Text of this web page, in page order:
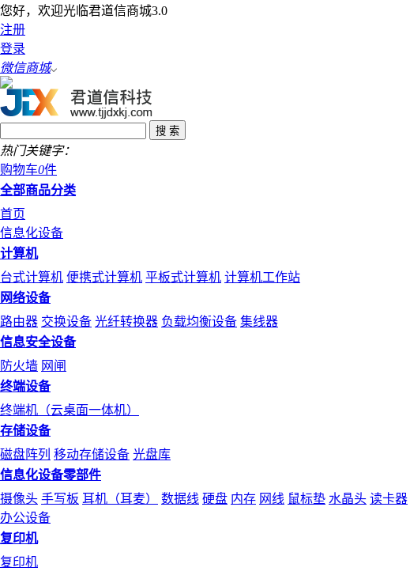
您好，欢迎光临君道信商城3.0
注册
登录
微信商城
热门关键字：
购物车0件
全部商品分类
首页
信息化设备
计算机
台式计算机 便携式计算机 平板式计算机 计算机工作站
网络设备
路由器 交换设备 光纤转换器 负载均衡设备 集线器
信息安全设备
防火墙 网闸
终端设备
终端机（云桌面一体机）
存储设备
磁盘阵列 移动存储设备 光盘库
信息化设备零部件
摄像头 手写板 耳机（耳麦） 数据线 硬盘 内存 网线 鼠标垫 水晶头 读卡器
办公设备
复印机
复印机